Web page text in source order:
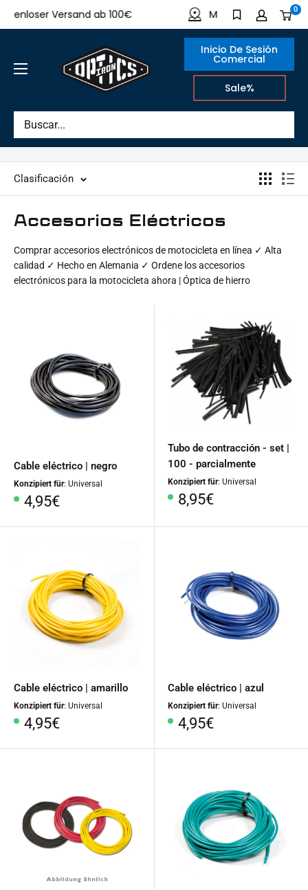
Directamente
al
Versand ab 100€ Made in Germany 0
IRON
Inicio De Sesión
Comercial
Sale%
Clasificación
Accesorios Eléctricos
Comprar accesorios electrónicos de motocicleta en línea ✓ Alta
calidad ✓ Hecho en Alemania ✓ Ordene los accesorios
electrónicos para la motocicleta ahora | Óptica de hierro
Cable eléctrico | negro
Konzipiert für: Universal
Precio
4,95€
Tubo de contracción - set |
100 - parcialmente
Konzipiert für: Universal
Precio
8,95€
Cable eléctrico | amarillo
Konzipiert für: Universal
Precio
4,95€
Cable eléctrico | azul
Konzipiert für: Universal
Precio
4,95€